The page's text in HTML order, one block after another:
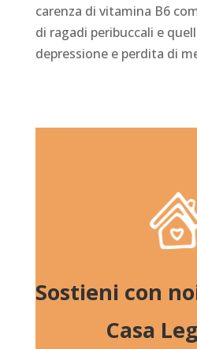
carenza di vitamina B6
di ragadi peribuccali e
depressione e perdita di
Sostieni con
Casa